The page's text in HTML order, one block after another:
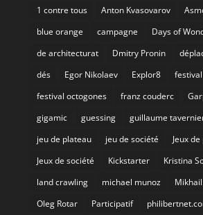
1 contre tous Anton Kvasovarov
blue orange
campagne
Days of
de architecturat
Dmitry Pronin
dés
Egor Nikolaev Explor8
festival
festival octogones
franz couderc
gigamic
guessing guillaume
jeu de plateau
jeu de société
Jeux
Jeux de société
Kickstarter
Kristina
land crawling
michael munoz
Oleg Rotar
Participatif